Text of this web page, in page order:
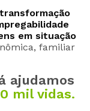
transformação
em situação
familiar
ajudamos
mil vidas.